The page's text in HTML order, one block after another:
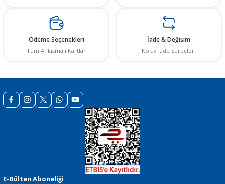
Ödeme Seçenekleri
Tüm Anlaşmalı Kartlar
İade & Değişim
Kolay İade Süreçleri
E-Bülten Aboneliği